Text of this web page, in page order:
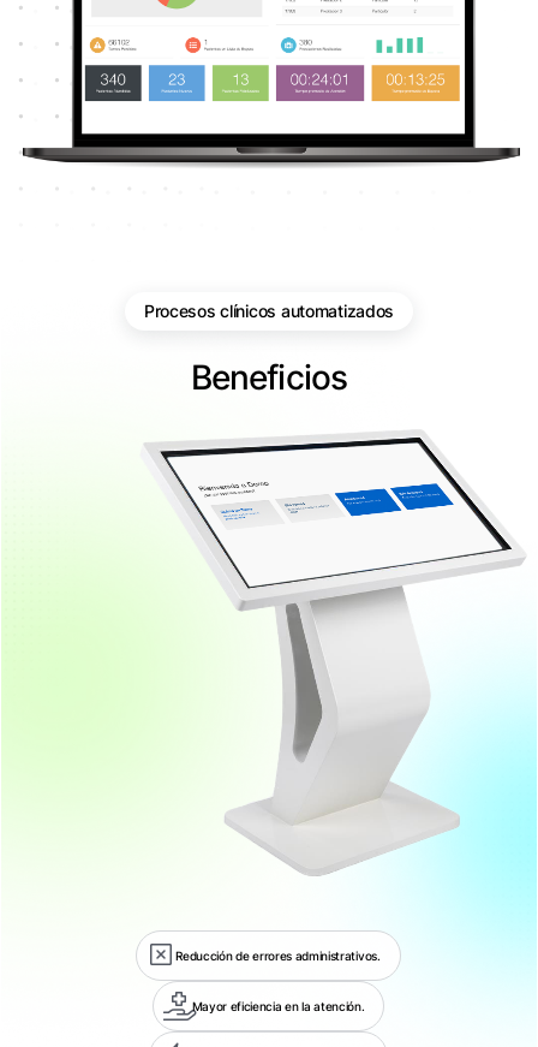
Procesos clínicos automatizados
Beneficios
Reducción de errores administrativos.
Mayor eficiencia en la atención.